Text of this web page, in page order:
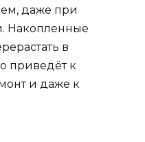
даже при
Накопленные
в
приведёт к
и даже к